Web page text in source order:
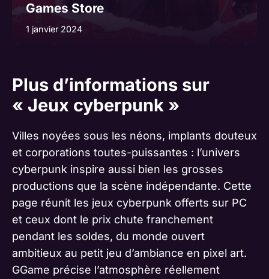
Games Store
1 janvier 2024
Plus d’informations sur
« Jeux cyberpunk »
Villes noyées sous les néons, implants douteux
et corporations toutes-puissantes : l’univers
cyberpunk inspire aussi bien les grosses
productions que la scène indépendante. Cette
page réunit les jeux cyberpunk offerts sur PC
et ceux dont le prix chute franchement
pendant les soldes, du monde ouvert
ambitieux au petit jeu d’ambiance en pixel art.
GGame précise l’atmosphère réellement